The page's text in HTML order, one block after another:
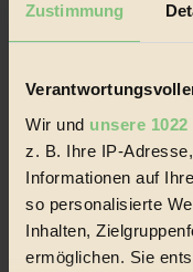
Zustimmung
Wir und unsere
z. B. Ihre IP-
Informationen auf
so personalisierte
Inhalten,
ermöglichen. Sie
Handels mit
alternativer Energien.
Social Media
22.601 Fans auf Facebook
Folge uns auf Instagram
Themen